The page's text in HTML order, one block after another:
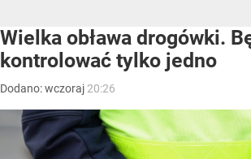
Wielka obława drogówki.
kontrolować tylko jedno
Dodano:wczoraj 20:26